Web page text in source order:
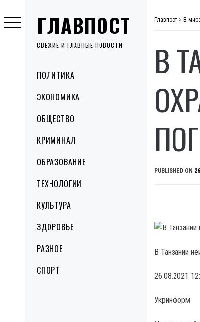
ГЛАВПОСТ
СВЕЖИЕ И ГЛАВНЫЕ НОВОСТИ
MenuПОЛИТИКА
ЭКОНОМИКА
ОБЩЕСТВО
КРИМИНАЛ
ОБРАЗОВАНИЕ
ТЕХНОЛОГИИ
КУЛЬТУРА
ЗДОРОВЬЕ
РАЗНОЕ
СПОРТ
to
content
Главпост > В
В
PUBLISHED ON
В Танзании
26.08.2021
Укринформ